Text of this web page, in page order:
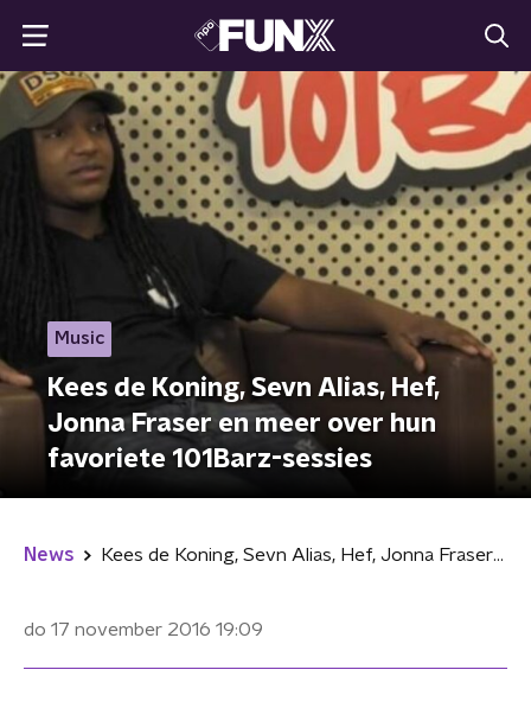
Music
Kees de Koning, Sevn Alias, Hef,
Jonna Fraser en meer over hun
favoriete 101Barz-sessies
News Kees de Koning, Sevn Alias, Hef, Jonna Fraser en meer over hun favoriete 101Barz-sessies
do 17 november 2016 19:09